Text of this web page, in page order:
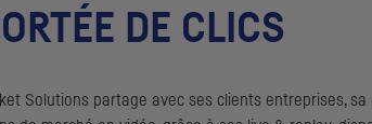
DE CLICS
Solutions partage avec ses clients entreprises,